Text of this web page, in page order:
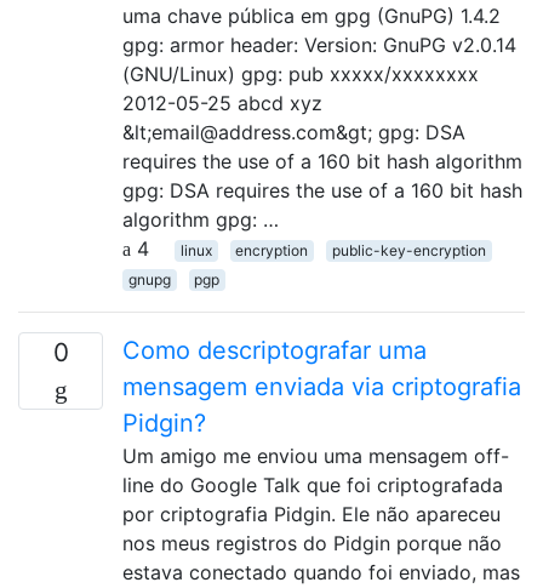
uma chave pública em gpg (GnuPG) 1.4.2
gpg: armor header: Version: GnuPG v2.0.14
(GNU/Linux) gpg: pub xxxxx/xxxxxxxx
2012-05-25 abcd xyz
&lt;email@address.com&gt; gpg: DSA
requires the use of a 160 bit hash algorithm
gpg: DSA requires the use of a 160 bit hash
algorithm gpg: …
4
linux encryption
public-key-encryption
gnupg
pgp
0
Como descriptografar uma
mensagem enviada via criptografia
Pidgin?
Um amigo me enviou uma mensagem off-
line do Google Talk que foi criptografada
por criptografia Pidgin. Ele não apareceu
nos meus registros do Pidgin porque não
estava conectado quando foi enviado, mas